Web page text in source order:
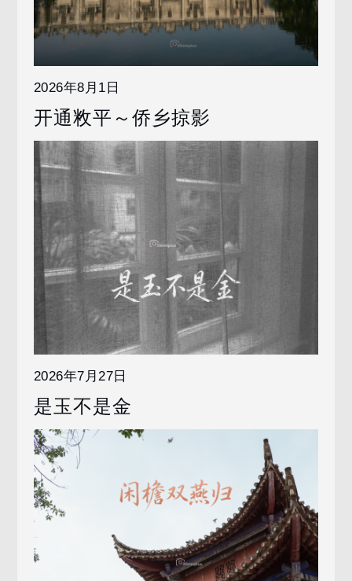
2026年8月1日
开通敉平～侨乡掠影
2026年7月27日
是玉不是金